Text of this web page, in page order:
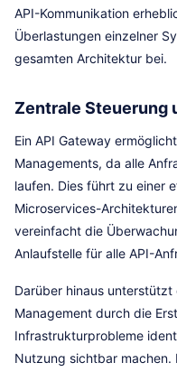
API-Kommunikation
Überlastungen einzelner
gesamten Architektur bei.
Zentrale Steuerung
Ein API Gateway
Managements, da alle
laufen. Dies führt zu einer
Microservices-
vereinfacht die
Anlaufstelle für alle API-
Darüber hinaus
Management durch die
Infrastrukturprobleme
Nutzung sichtbar machen.